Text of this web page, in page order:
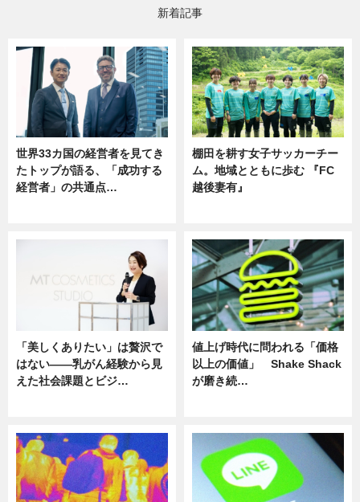
新着記事
世界33カ国の経営者を見てき
たトップが語る、「成功する
経営者」の共通点…
棚田を耕す女子サッカーチー
ム。地域とともに歩む 『FC
越後妻有』
「美しくありたい」は贅沢で
はない――乳がん経験から見
えた社会課題とビジ…
値上げ時代に問われる「価格
以上の価値」 Shake Shack
が磨き続…